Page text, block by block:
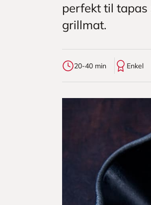
perfekt til tapas
grillmat.
20-40 min Enkel